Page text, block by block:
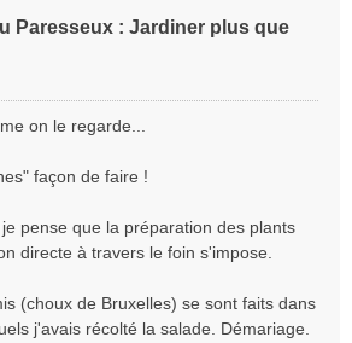
Paresseux : Jardiner plus que
on le regarde...
façon de faire !
pense que la préparation des plants
directe à travers le foin s'impose.
(choux de Bruxelles) se sont faits dans
j'avais récolté la salade. Démariage.